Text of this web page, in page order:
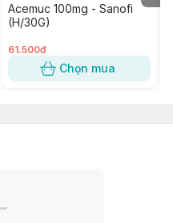
Acemuc 100mg - Sanofi
(H/30G)
61.500đ
Chọn mua